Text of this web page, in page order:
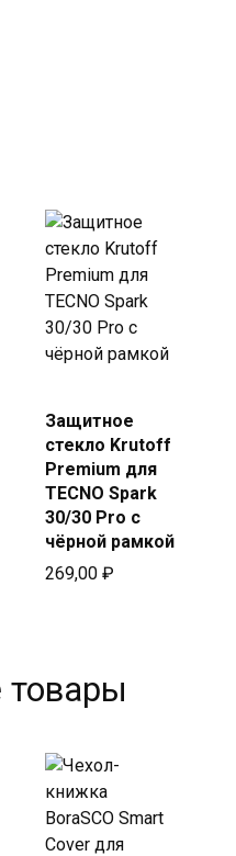
Купить
в Beeline
Защитное
стекло Krutoff
Premium для
TECNO Spark
30/30 Pro с
чёрной рамкой
269,00 ₽